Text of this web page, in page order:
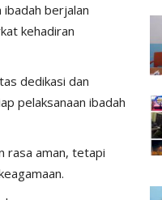
berjalan
kehadiran
dedikasi dan
pelaksanaan ibadah
rasa aman, tetapi